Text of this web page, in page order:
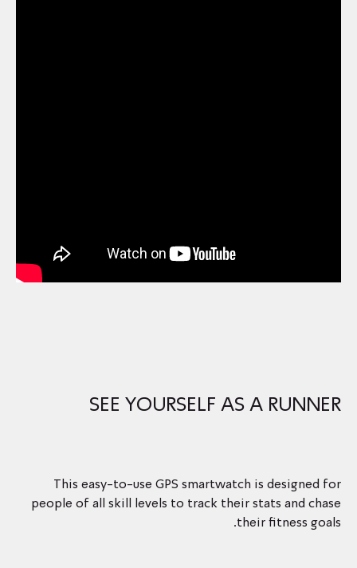
SEE YOURSELF AS A RUNNER
This easy-to-use GPS smartwatch is designed for
people of all skill levels to track their stats and chase
their fitness goals.